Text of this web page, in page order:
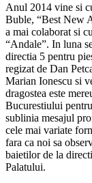
Anul 2014 vine si
Buble, “Best New
a mai colaborat si
“Andale”. In luna
directia 5 pentru
regizat de Dan
Marian Ionescu si
dragostea este
Bucurestiului
sublinia mesajul
cele mai variate
fara ca noi sa
baietilor de la
Palatului.